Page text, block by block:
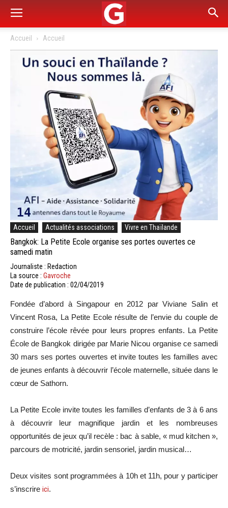
Accueil Accueil
Accueil Actualités associations Vivre en Thaïlande
Bangkok: La Petite Ecole organise ses portes ouvertes ce
samedi matin
Journaliste : Redaction
La source : Gavroche
Date de publication : 02/04/2019
Fondée d’abord à Singapour en 2012 par Viviane Salin et
Vincent Rosa, La Petite Ecole résulte de l’envie du couple de
construire l’école rêvée pour leurs propres enfants. La Petite
École de Bangkok dirigée par Marie Nicou organise ce samedi
30 mars ses portes ouvertes et invite toutes les familles avec
de jeunes enfants à découvrir l’école maternelle, située dans le
cœur de Sathorn.
La Petite Ecole invite toutes les familles d’enfants de 3 à 6 ans
à découvrir leur magnifique jardin et les nombreuses
opportunités de jeux qu’il recèle : bac à sable, « mud kitchen »,
parcours de motricité, jardin sensoriel, jardin musical…
Deux visites sont programmées à 10h et 11h, pour y participer
s’inscrire ici.